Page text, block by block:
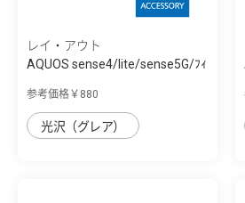
レイ・アウト
AQUOS sense4/lite/sense5G/ﾌｨ
参考価格￥880
光沢（グレア）